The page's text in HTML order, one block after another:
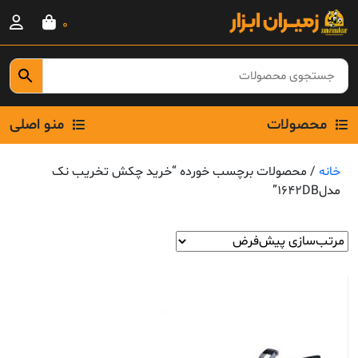
Skip
content
0
محصولات منو اصلی
خانه / محصولات برچسب خورده “خرید چکش تخریب نک
مدل1642DB”